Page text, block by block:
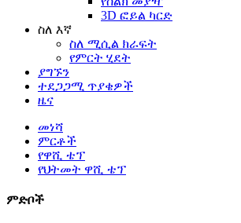
3D ፎይል ካርድ
ስለ እኛ
ስለ ሚሲል ክራፍት
የምርት ሂደት
ያግኙን
ተደጋጋሚ ጥያቄዎች
ዜና
መነሻ
ምርቶች
የዋሺ ቴፕ
የህትመት ዋሺ ቴፕ
ምድቦች